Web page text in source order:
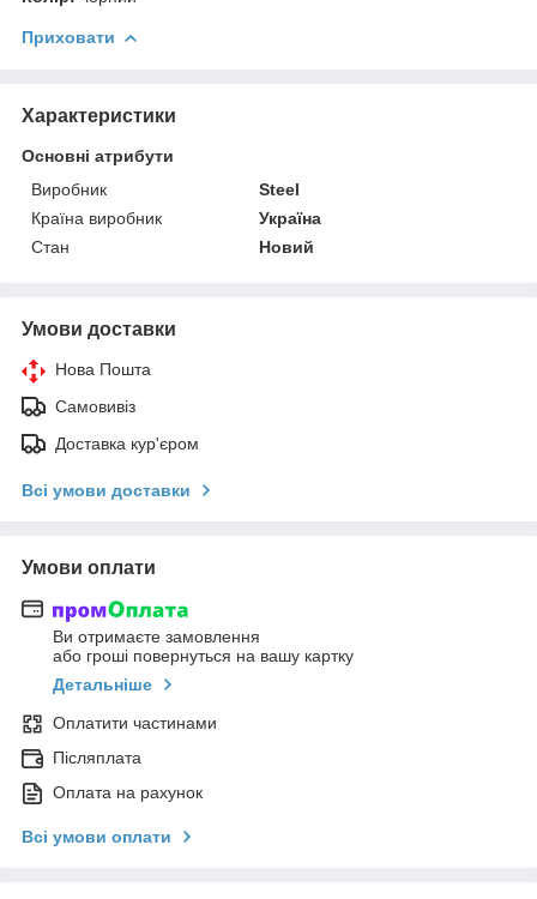
Приховати
Характеристики
Основні атрибути
Виробник
Steel
Країна виробник
Україна
Стан
Новий
Умови доставки
Нова Пошта
Самовивіз
Доставка кур'єром
Всі умови доставки
Умови оплати
Ви отримаєте замовлення
або гроші повернуться на вашу картку
Детальніше
Оплатити частинами
Післяплата
Оплата на рахунок
Всі умови оплати